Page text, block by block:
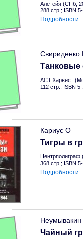
Алетейя (СПб,
288 стр.; ISBN
Подробности
Свириденко
Танковые
АСТ.Харвест
112 стр.; ISBN
Кариус О
Тигры в
Центрполиграф
368 стр.; ISBN
Подробности
Чайный